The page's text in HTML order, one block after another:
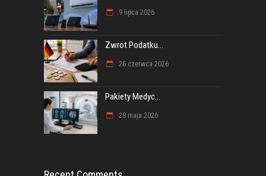
9 lipca 2026
Zwrot Podatku...
26 czerwca 2026
Pakiety Medyc...
28 maja 2026